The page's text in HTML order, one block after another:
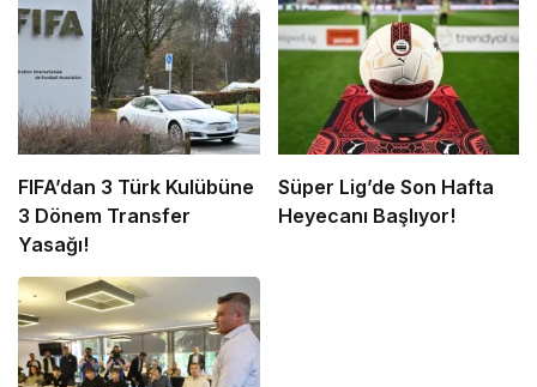
FIFA’dan 3 Türk Kulübüne
3 Dönem Transfer
Yasağı!
Süper Lig’de Son Hafta
Heyecanı Başlıyor!